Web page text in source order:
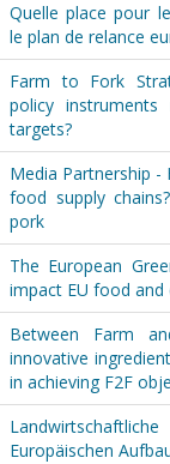
Quelle place pour
le plan de relance
Farm to Fork
policy
targets?
Media Partnership -
food supply
pork
The European
impact EU food and
Between Farm
innovative
in achieving F2F
Europäischen